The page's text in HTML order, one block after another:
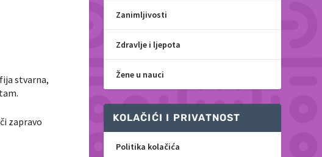
stvarna,
zapravo
Zanimljivosti
Zdravlje i ljepota
Žene u nauci
KOLAČIĆI I PRIVATNOST
Politika kolačića